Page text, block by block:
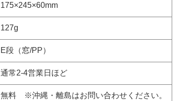
175×245×60mm
127g
E段（窓/PP）
通常2-4営業日ほど
無料 ※沖縄・離島はお問い合わせください。